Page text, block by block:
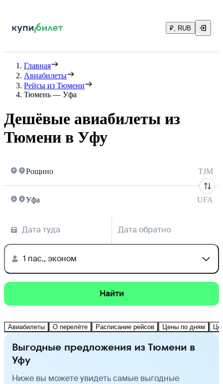
₽, RUB
Главная
Авиабилеты
Рейсы из Тюмени
Тюмень — Уфа
Дешёвые авиабилеты из
Тюмени в Уфу
Рощино TJM
Уфа UFA
Дата туда Дата обратно
1 пас., эконом
Найти
Авиабилеты О перелёте Расписание рейсов Цены по дням
Выгодные предложения из Тюмени в
Уфу
Ниже вы можете увидеть самые выгодные